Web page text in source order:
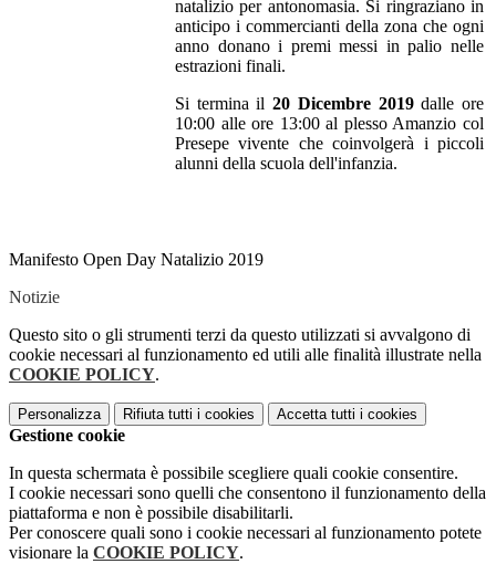
natalizio per antonomasia. Si ringraziano in
anticipo i commercianti della zona che ogni
anno donano i premi messi in palio nelle
estrazioni finali.
Si termina il20 Dicembre 2019dalle ore
10:00 alle ore 13:00 al plesso Amanzio col
Presepe vivente che coinvolgerà i piccoli
alunni della scuola dell'infanzia.
Manifesto Open Day Natalizio 2019
Notizie
Questo sito o gli strumenti terzi da questo utilizzati si avvalgono di
cookie necessari al funzionamento ed utili alle finalità illustrate nella
COOKIE POLICY.
Personalizza Rifiuta tutti i cookies Accetta tutti i cookies
Gestione cookie
In questa schermata è possibile scegliere quali cookie consentire.
I cookie necessari sono quelli che consentono il funzionamento della
piattaforma e non è possibile disabilitarli.
Per conoscere quali sono i cookie necessari al funzionamento potete
visionare la COOKIE POLICY.